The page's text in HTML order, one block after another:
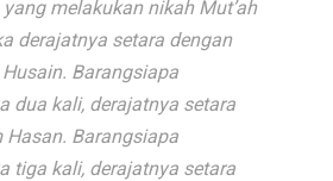
melakukan nikah Mut’ah
derajatnya setara dengan
Barangsiapa
dua kali, derajatnya setara
Hasan. Barangsiapa
tiga kali, derajatnya setara